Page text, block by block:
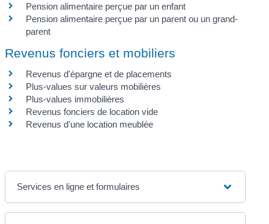
Pension alimentaire perçue par un enfant
Pension alimentaire perçue par un parent ou un grand-
parent
Revenus fonciers et mobiliers
Revenus d'épargne et de placements
Plus-values sur valeurs mobilières
Plus-values immobilières
Revenus fonciers de location vide
Revenus d'une location meublée
Services en ligne et formulaires